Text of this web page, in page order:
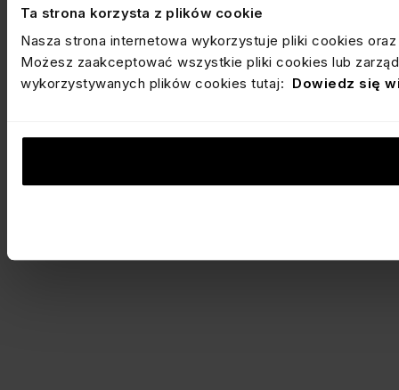
Ta strona korzysta z plików cookie
Nasza strona internetowa wykorzystuje pliki cookies
Możesz zaakceptować wszystkie pliki cookies lub
wykorzystywanych plików cookies tutaj: Dowiedz się